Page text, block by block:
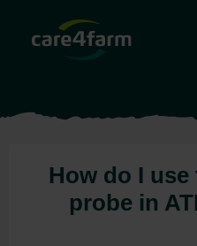
How do I
probe in